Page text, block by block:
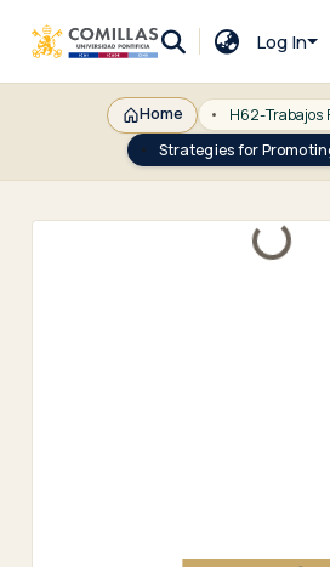
Log In
Home
H62-Trabajos
Loading...